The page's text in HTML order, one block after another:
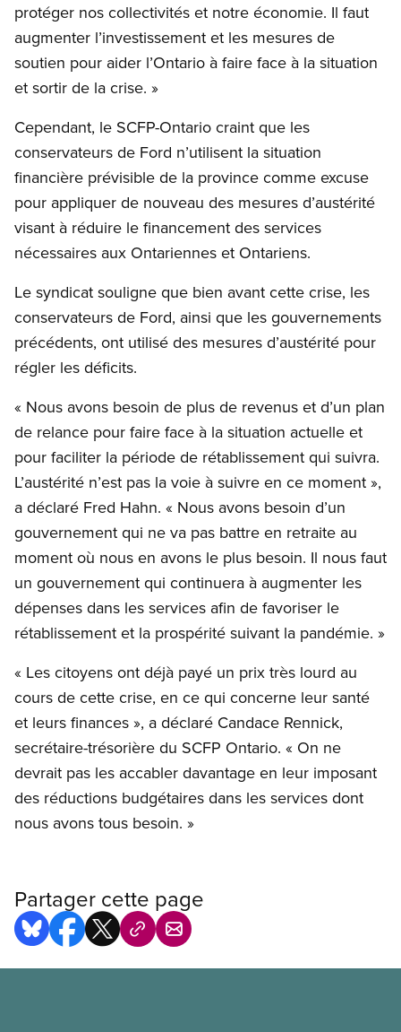
protéger nos collectivités et notre économie. Il faut
augmenter l’investissement et les mesures de
soutien pour aider l’Ontario à faire face à la situation
et sortir de la crise. »
Cependant, le SCFP-Ontario craint que les
conservateurs de Ford n’utilisent la situation
financière prévisible de la province comme excuse
pour appliquer de nouveau des mesures d’austérité
visant à réduire le financement des services
nécessaires aux Ontariennes et Ontariens.
Le syndicat souligne que bien avant cette crise, les
conservateurs de Ford, ainsi que les gouvernements
précédents, ont utilisé des mesures d’austérité pour
régler les déficits.
« Nous avons besoin de plus de revenus et d’un plan
de relance pour faire face à la situation actuelle et
pour faciliter la période de rétablissement qui suivra.
L’austérité n’est pas la voie à suivre en ce moment »,
a déclaré Fred Hahn. « Nous avons besoin d’un
gouvernement qui ne va pas battre en retraite au
moment où nous en avons le plus besoin. Il nous faut
un gouvernement qui continuera à augmenter les
dépenses dans les services afin de favoriser le
rétablissement et la prospérité suivant la pandémie. »
« Les citoyens ont déjà payé un prix très lourd au
cours de cette crise, en ce qui concerne leur santé
et leurs finances », a déclaré Candace Rennick,
secrétaire-trésorière du SCFP Ontario. « On ne
devrait pas les accabler davantage en leur imposant
des réductions budgétaires dans les services dont
nous avons tous besoin. »
Partager cette page